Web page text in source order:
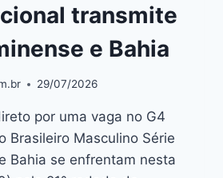
transmite
e Bahia
29/07/2026
por uma vaga no G4
Brasileiro Masculino Série
Bahia se enfrentam nesta